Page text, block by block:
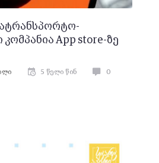
App store-ზე
5 წელი წინ 0